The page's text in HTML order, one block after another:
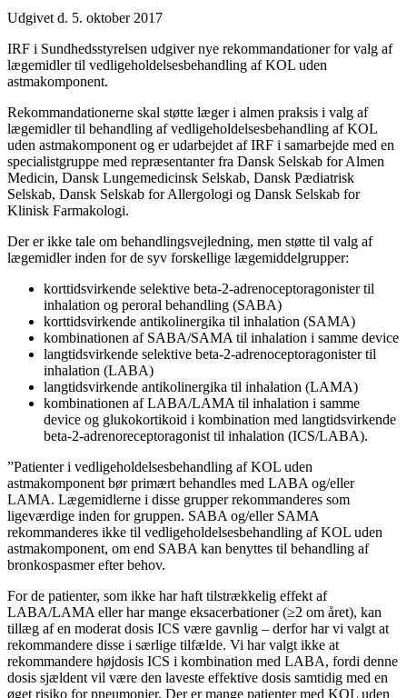
Udgivet d. 5. oktober 2017
IRF i Sundhedsstyrelsen udgiver nye rekommandationer for valg af
lægemidler til vedligeholdelsesbehandling af KOL uden
astmakomponent.
Rekommandationerne skal støtte læger i almen praksis i valg af
lægemidler til behandling af vedligeholdelsesbehandling af KOL
uden astmakomponent og er udarbejdet af IRF i samarbejde med en
specialistgruppe med repræsentanter fra Dansk Selskab for Almen
Medicin, Dansk Lungemedicinsk Selskab, Dansk Pædiatrisk
Selskab, Dansk Selskab for Allergologi og Dansk Selskab for
Klinisk Farmakologi.
Der er ikke tale om behandlingsvejledning, men støtte til valg af
lægemidler inden for de syv forskellige lægemiddelgrupper:
korttidsvirkende selektive beta-2-adrenoceptoragonister til
inhalation og peroral behandling (SABA)
korttidsvirkende antikolinergika til inhalation (SAMA)
kombinationen af SABA/SAMA til inhalation i samme device
langtidsvirkende selektive beta-2-adrenoceptoragonister til
inhalation (LABA)
langtidsvirkende antikolinergika til inhalation (LAMA)
kombinationen af LABA/LAMA til inhalation i samme
device og glukokortikoid i kombination med langtidsvirkende
beta-2-adrenoreceptoragonist til inhalation (ICS/LABA).
”Patienter i vedligeholdelsesbehandling af KOL uden
astmakomponent bør primært behandles med LABA og/eller
LAMA. Lægemidlerne i disse grupper rekommanderes som
ligeværdige inden for gruppen. SABA og/eller SAMA
rekommanderes ikke til vedligeholdelsesbehandling af KOL uden
astmakomponent, om end SABA kan benyttes til behandling af
bronkospasmer efter behov.
For de patienter, som ikke har haft tilstrækkelig effekt af
LABA/LAMA eller har mange eksacerbationer (≥2 om året), kan
tillæg af en moderat dosis ICS være gavnlig – derfor har vi valgt at
rekommandere disse i særlige tilfælde. Vi har valgt ikke at
rekommandere højdosis ICS i kombination med LABA, fordi denne
dosis sjældent vil være den laveste effektive dosis samtidig med en
øget risiko for pneumonier. Der er mange patienter med KOL uden